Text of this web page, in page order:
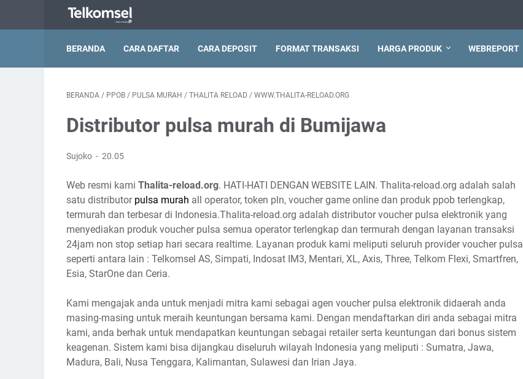
BERANDA CARA DAFTAR CARA DEPOSIT FORMAT TRANSAKSI HARGA PRODUK WEBREPORT
BERANDA / PPOB / PULSA MURAH / THALITA RELOAD / WWW.THALITA-RELOAD.ORG
Distributor pulsa murah di Bumijawa
Sujoko 20.05
Web resmi kami Thalita-reload.org. HATI-HATI DENGAN WEBSITE LAIN. Thalita-reload.org adalah salah
satu distributor pulsa murah all operator, token pln, voucher game online dan produk ppob terlengkap,
termurah dan terbesar di Indonesia.Thalita-reload.org adalah distributor voucher pulsa elektronik yang
menyediakan produk voucher pulsa semua operator terlengkap dan termurah dengan layanan transaksi
24jam non stop setiap hari secara realtime. Layanan produk kami meliputi seluruh provider voucher pulsa
seperti antara lain : Telkomsel AS, Simpati, Indosat IM3, Mentari, XL, Axis, Three, Telkom Flexi, Smartfren,
Esia, StarOne dan Ceria.
Kami mengajak anda untuk menjadi mitra kami sebagai agen voucher pulsa elektronik didaerah anda
masing-masing untuk meraih keuntungan bersama kami. Dengan mendaftarkan diri anda sebagai mitra
kami, anda berhak untuk mendapatkan keuntungan sebagai retailer serta keuntungan dari bonus sistem
keagenan. Sistem kami bisa dijangkau diseluruh wilayah Indonesia yang meliputi : Sumatra, Jawa,
Madura, Bali, Nusa Tenggara, Kalimantan, Sulawesi dan Irian Jaya.